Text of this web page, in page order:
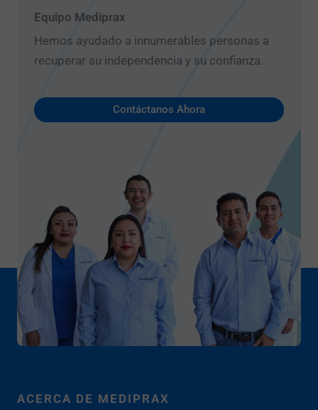
Equipo Mediprax
Hemos ayudado a innumerables personas a
recuperar su independencia y su confianza.
Contáctanos Ahora
ACERCA DE MEDIPRAX